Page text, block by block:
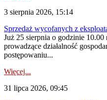
3 sierpnia 2026, 15:14
Sprzedaż wycofanych z
Już 25 sierpnia o godzinie
prowadzące działalność
postępowaniu...
Więcej...
31 lipca 2026, 09:45